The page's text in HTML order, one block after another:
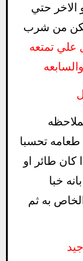
الاخر حتي
من شرب
علي تمتعه
طعامه تحسبا
كان طائر او
خبا
به ثم